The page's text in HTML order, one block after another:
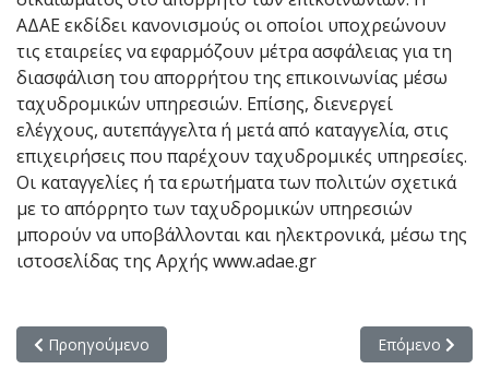
ΑΔΑΕ εκδίδει κανονισμούς οι οποίοι υποχρεώνουν
τις εταιρείες να εφαρμόζουν μέτρα ασφάλειας για τη
διασφάλιση του απορρήτου της επικοινωνίας μέσω
ταχυδρομικών υπηρεσιών. Επίσης, διενεργεί
ελέγχους, αυτεπάγγελτα ή μετά από καταγγελία, στις
επιχειρήσεις που παρέχουν ταχυδρομικές υπηρεσίες.
Οι καταγγελίες ή τα ερωτήματα των πολιτών σχετικά
με το απόρρητο των ταχυδρομικών υπηρεσιών
μπορούν να υποβάλλονται και ηλεκτρονικά, μέσω της
ιστοσελίδας της Αρχής www.adae.gr
Προηγούμενο άρθρο: Δελτίο Τύπου - Εξαγωγή αρχείου από το
Προηγούμενο Επόμενο
Επόμενο